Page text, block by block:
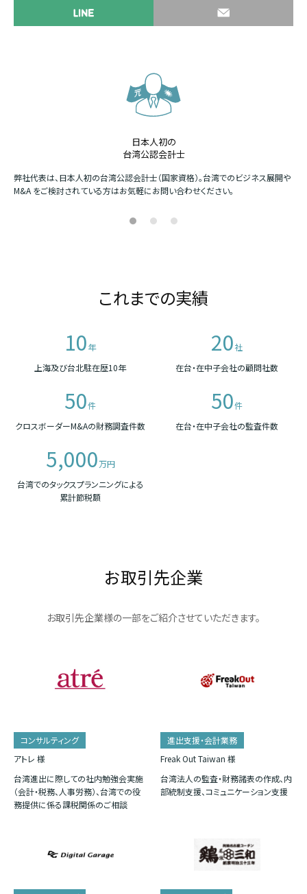
日本人初の
台湾公認会計士
弊社代表は、日本人初の台湾公認会計士（国家資格）。台湾でのビジネス展開や
M&A をご検討されている方はお気軽にお問い合わせください。
これまでの実績
10年
上海及び台北駐在歴10年
20社
在台・在中子会社の顧問社数
50件
クロスボーダーM&Aの財務調査件数
50件
在台・在中子会社の監査件数
5,000万円
台湾でのタックスプランニングによる
累計節税額
お取引先企業
お取引先企業様の一部をご紹介させていただきます。
コンサルティング
アトレ 様
台湾進出に際しての社内勉強会実施
（会計・税務、人事労務）、台湾での役
務提供に係る課税関係のご相談
進出支援・会計業務
Freak Out Taiwan 様
台湾法人の監査・財務諸表の作成、内
部統制支援、コミュニケーション支援